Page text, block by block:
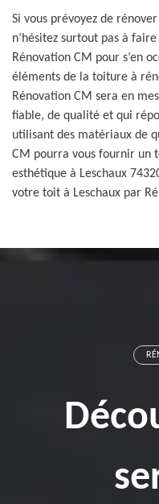
Si vous prévoyez de
n’hésitez surtout pas à
Rénovation CM pour s’en
éléments de la toiture à
Rénovation CM sera en
fiable, de qualité et qui
utilisant des matériaux de
CM pourra vous fournir
esthétique à Leschaux
votre toit à Leschaux par